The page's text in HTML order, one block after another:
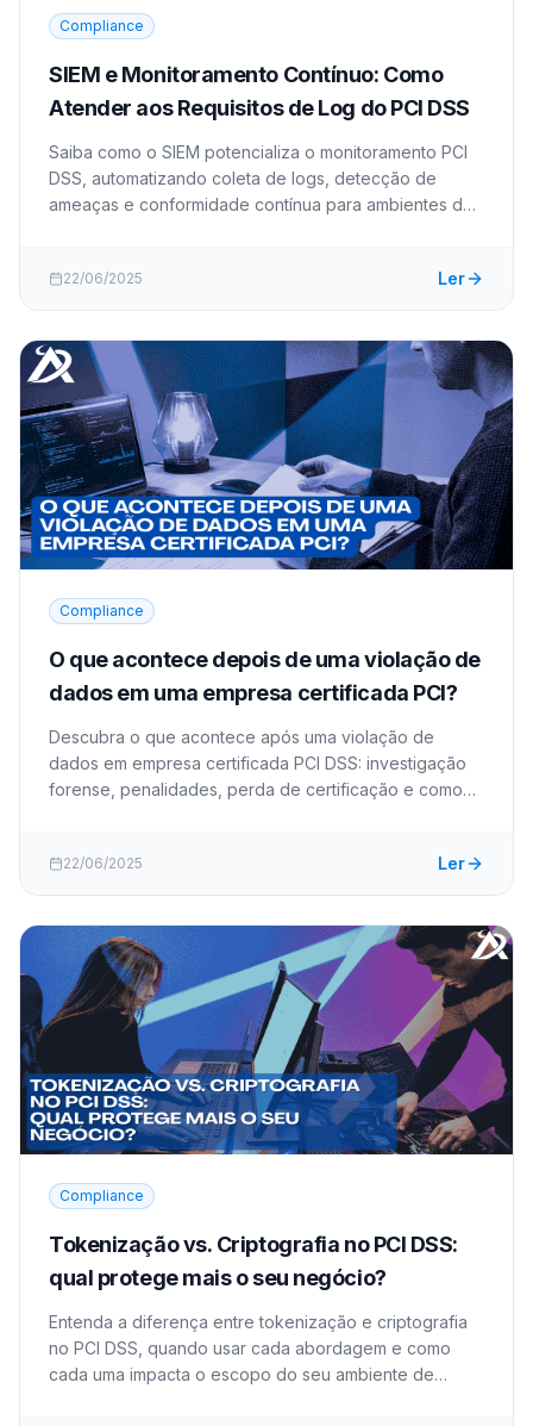
Compliance
SIEM e Monitoramento Contínuo: Como
Atender aos Requisitos de Log do PCI DSS
Saiba como o SIEM potencializa o monitoramento PCI
DSS, automatizando coleta de logs, detecção de
ameaças e conformidade contínua para ambientes de
22/06/2025 Ler
Compliance
O que acontece depois de uma violação de
dados em uma empresa certificada PCI?
Descubra o que acontece após uma violação de
dados em empresa certificada PCI DSS: investigação
forense, penalidades, perda de certificação e como
22/06/2025 Ler
Compliance
Tokenização vs. Criptografia no PCI DSS:
qual protege mais o seu negócio?
Entenda a diferença entre tokenização e criptografia
no PCI DSS, quando usar cada abordagem e como
cada uma impacta o escopo do seu ambiente de